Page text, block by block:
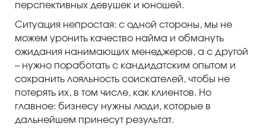
перспективных девушек и юношей.
Ситуация непростая: с одной стороны, мы не
можем уронить качество найма и обмануть
ожидания нанимающих менеджеров, а с другой
– нужно поработать с кандидатским опытом и
сохранить лояльность соискателей, чтобы не
потерять их, в том числе, как клиентов. Но
главное: бизнесу нужны люди, которые в
дальнейшем принесут результат.